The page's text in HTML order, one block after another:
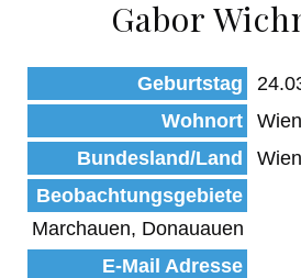
zum
Inhalt
Gabor
Geburtstag
Wohnort
Wien
Bundesland/Land
Wien
Beobachtungsgebiete
Marchauen, Donauauen
E-Mail Adresse
Beobachtungen